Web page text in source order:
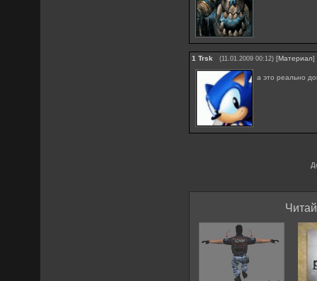
1 Trsk (11.01.2009 00:12) [Материал]
а это реально